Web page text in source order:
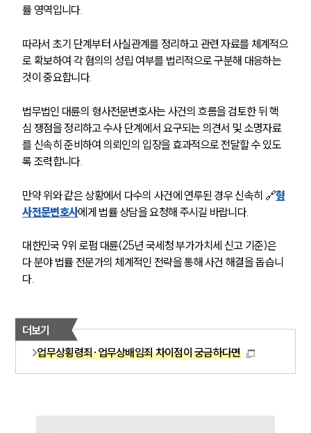
업무사례
형사 주요 업무사례
법률지식인
형사소송·상담후기
형사그룹 업무
전체
구성원 소개
소식/자료
언론보도
공지사항
률 영역입니다.
따라서 초기 단계부터 사실관계를 정리하고 관련 자료를 체계적으
로 확보하여 각 혐의의 성립 여부를 법리적으로 구분해 대응하는
것이 중요합니다.
법무법인 대륜의 형사전문변호사는 사건의 흐름을 검토한 뒤 핵
심 쟁점을 정리하고 수사 단계에서 요구되는 의견서 및 소명자료
를 신속히 준비하여 의뢰인의 입장을 효과적으로 전달할 수 있도
록 조력합니다.
만약 위와 같은 상황에서 다수의 사건에 연루된 경우 신속히 🔗형
사전문변호사에게 법률 상담을 요청해 주시길 바랍니다.
대한민국 9위 로펌 대륜(25년 국세청 부가가치세 신고 기준)은
다 분야 법률 전문가의 체계적인 전략을 통해 사건 해결을 돕습니
다.
더보기
업무상횡령죄·업무상배임죄 차이점이 궁금하다면